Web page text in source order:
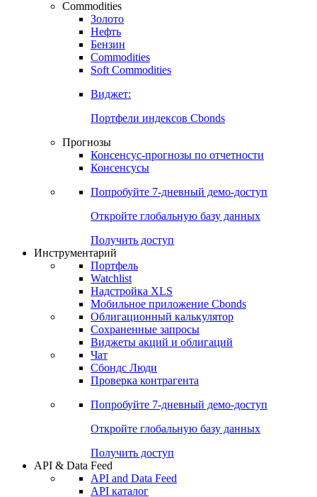
Commodities
Золото
Нефть
Бензин
Commodities
Soft Commodities
Виджет:
Портфели индексов Cbonds
Прогнозы
Консенсус-прогнозы по отчетности
Консенсусы
Попробуйте 7-дневный демо-доступ
Откройте глобальную базу данных
Получить доступ
Инструментарий
Портфель
Watchlist
Надстройка XLS
Мобильное приложение Cbonds
Облигационный калькулятор
Сохраненные запросы
Виджеты акций и облигаций
Чат
Сбондс Люди
Проверка контрагента
Попробуйте 7-дневный демо-доступ
Откройте глобальную базу данных
Получить доступ
API & Data Feed
API and Data Feed
API каталог